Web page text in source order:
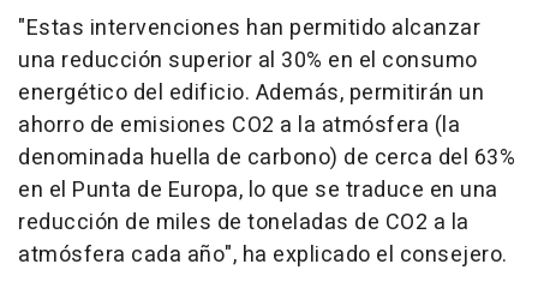
"Estas intervenciones han permitido alcanzar
una reducción superior al 30% en el consumo
energético del edificio. Además, permitirán un
ahorro de emisiones CO2 a la atmósfera (la
denominada huella de carbono) de cerca del 63%
en el Punta de Europa, lo que se traduce en una
reducción de miles de toneladas de CO2 a la
atmósfera cada año", ha explicado el consejero.